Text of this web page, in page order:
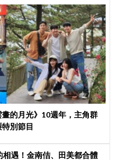
的月光》10週年，主角群
別節目
相遇！金南佶、田美都合體